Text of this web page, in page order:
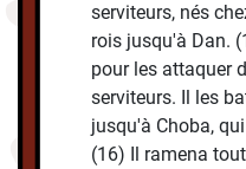
serviteurs, nés
rois jusqu'à Dan.
pour les attaquer
serviteurs. Il les
jusqu'à Choba,
(16) Il ramena